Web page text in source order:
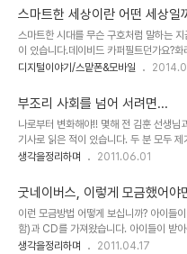
본적으로 나눔이 지닌 힘은 상호적일 ..
획한 "아빠와 함께 아름다운 밤길 걷기"
고 할 수는 없지만 아빠와 자녀.. 아니 가
서 그 함께하는 것을 되새기는 잔잔한 프
니다. 서울 또는 인근에 거주하시는 분들
가을 밤 좋은 시간 될 수 있을 듯 합니다.
들은 아래 내용을 참고하시기 바랍니다..
스마트한 세상이란 어떤 세상일
스마트한 시대를 무슨 구호처럼 말하는
이 있습니다.데이비드 카퍼필트던가요?
짓으로 사람들의 시선을 이끌던 최고의 마
보같이 저는 제 눈만 의심하곤 했습니다.
뒤에 숨겨진 치밀히 계획된 - 수많은 사람
이 있음을 알지 못했으니 대부분 사람들이
니다. 마술이라는 말의 마술 속에 휩싸여
는 지금도 여전히 그 정도는 다를지 몰라
신비로움만으로 나를 변화시키거나 세상을
디지털이야기/스맡폰&모바일
부조리 사회를 넘어 서려면...
나로부터 변화해야!! 몇해 전 김훈 선생님
기사로 읽은 적이 있습니다. 두 분 모두
끼친 분들입니다. 그래서 두 분의 대담 내
내용 중 인지하게 된 중요한 사실은 두분
지 몰라도, 그 부조리라는 우리 사회의 뿌
수 없다는 것을 말하고 있었습니다. 물론
로 경험하는 수많은 일들 속에서 잘못된
고자 했기에 내 안의 갈등과 갈등, 그리고
생각을정리하며 2011.06.01
굿네이버스, 이렇게 모금했어야
이런 모금방법 어떻게 보십니까? 아이들
함)과 CD를 가져왔습니다. 아이들이 받
스라는 사회복지단체에서 "지구촌나눔가
생각을정리하며 2011.04.17